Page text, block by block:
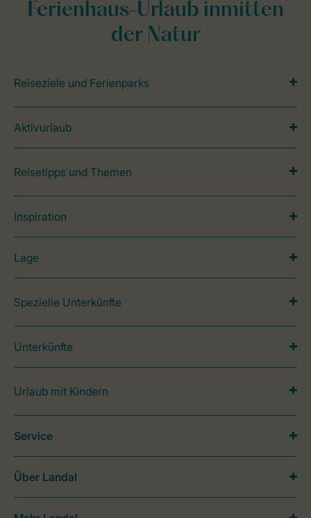
Ferienhaus-Urlaub inmitten
der Natur
Reiseziele und Ferienparks
Aktivurlaub
Reisetipps und Themen
Inspiration
Lage
Spezielle Unterkünfte
Unterkünfte
Urlaub mit Kindern
Service
Über Landal